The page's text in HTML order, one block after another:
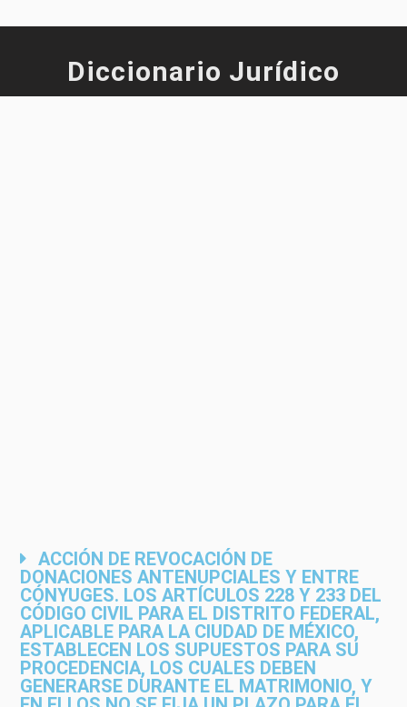
Diccionario Jurídico
ACCIÓN DE REVOCACIÓN DE
DONACIONES ANTENUPCIALES Y ENTRE
CÓNYUGES. LOS ARTÍCULOS 228 Y 233 DEL
CÓDIGO CIVIL PARA EL DISTRITO FEDERAL,
APLICABLE PARA LA CIUDAD DE MÉXICO,
ESTABLECEN LOS SUPUESTOS PARA SU
PROCEDENCIA, LOS CUALES DEBEN
GENERARSE DURANTE EL MATRIMONIO, Y